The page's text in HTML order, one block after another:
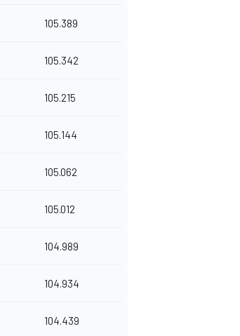
105.389
105.342
105.215
105.144
105.062
105.012
104.989
104.934
104.439